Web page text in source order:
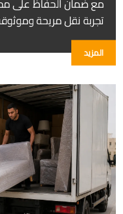
تجربة نقل مريحة
المزيد